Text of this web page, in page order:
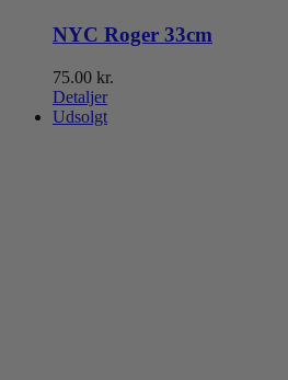
NYC Roger 33cm
75.00 kr.
Detaljer
Udsolgt